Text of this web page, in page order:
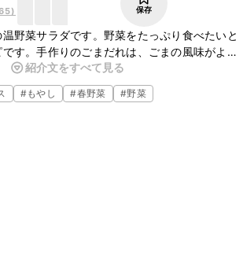
) 保存
野菜サラダです。野菜をたっぷり食べたいと
す。手作りのごまだれは、ごまの風味がよ
すよ。お肉や豆腐などをのせてアレンジする
ますよ。ぜひお試しくださいね。
紹介文をすべて見る
#もやし #春野菜 #野菜